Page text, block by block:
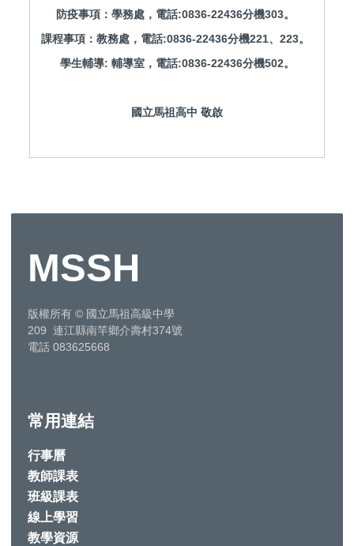
防疫事項：學務處，電話:0836-22436分機303。
課程事項：教務處，電話:0836-22436分機221、223。
學生輔導: 輔導室，電話:0836-22436分機502。
國立馬祖高中 敬啟
MSSH
版權所有 © 國立馬祖高級中學
209 連江縣南竿鄉介壽村374號
電話 083625668
常用連結
行事曆
教師課表
班級課表
線上學習
教學資源